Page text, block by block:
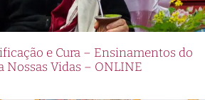
e Cura – Ensinamentos do
Nossas Vidas – ONLINE